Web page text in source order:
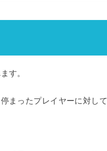
す。
まったプレイヤーに対して